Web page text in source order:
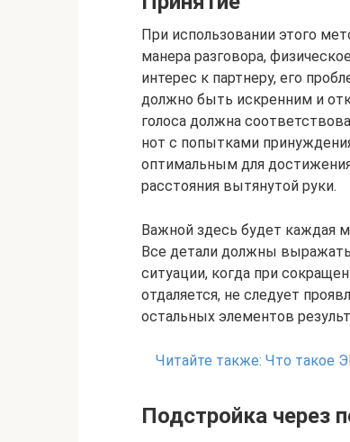
При использовании этого
манера разговора,
интерес к партнеру, его
должно быть искренним и
голоса должна
нот с попытками
оптимальным для
расстояния вытянутой руки.
Важной здесь будет каждая
Все детали должны
ситуации, когда при
отдаляется, не следует
остальных элементов
Читайте также: Что такое
Подстройка через